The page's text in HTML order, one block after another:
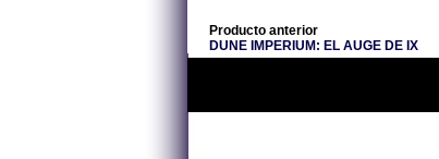
Producto anterior
DUNE IMPERIUM: EL AUGE DE IX